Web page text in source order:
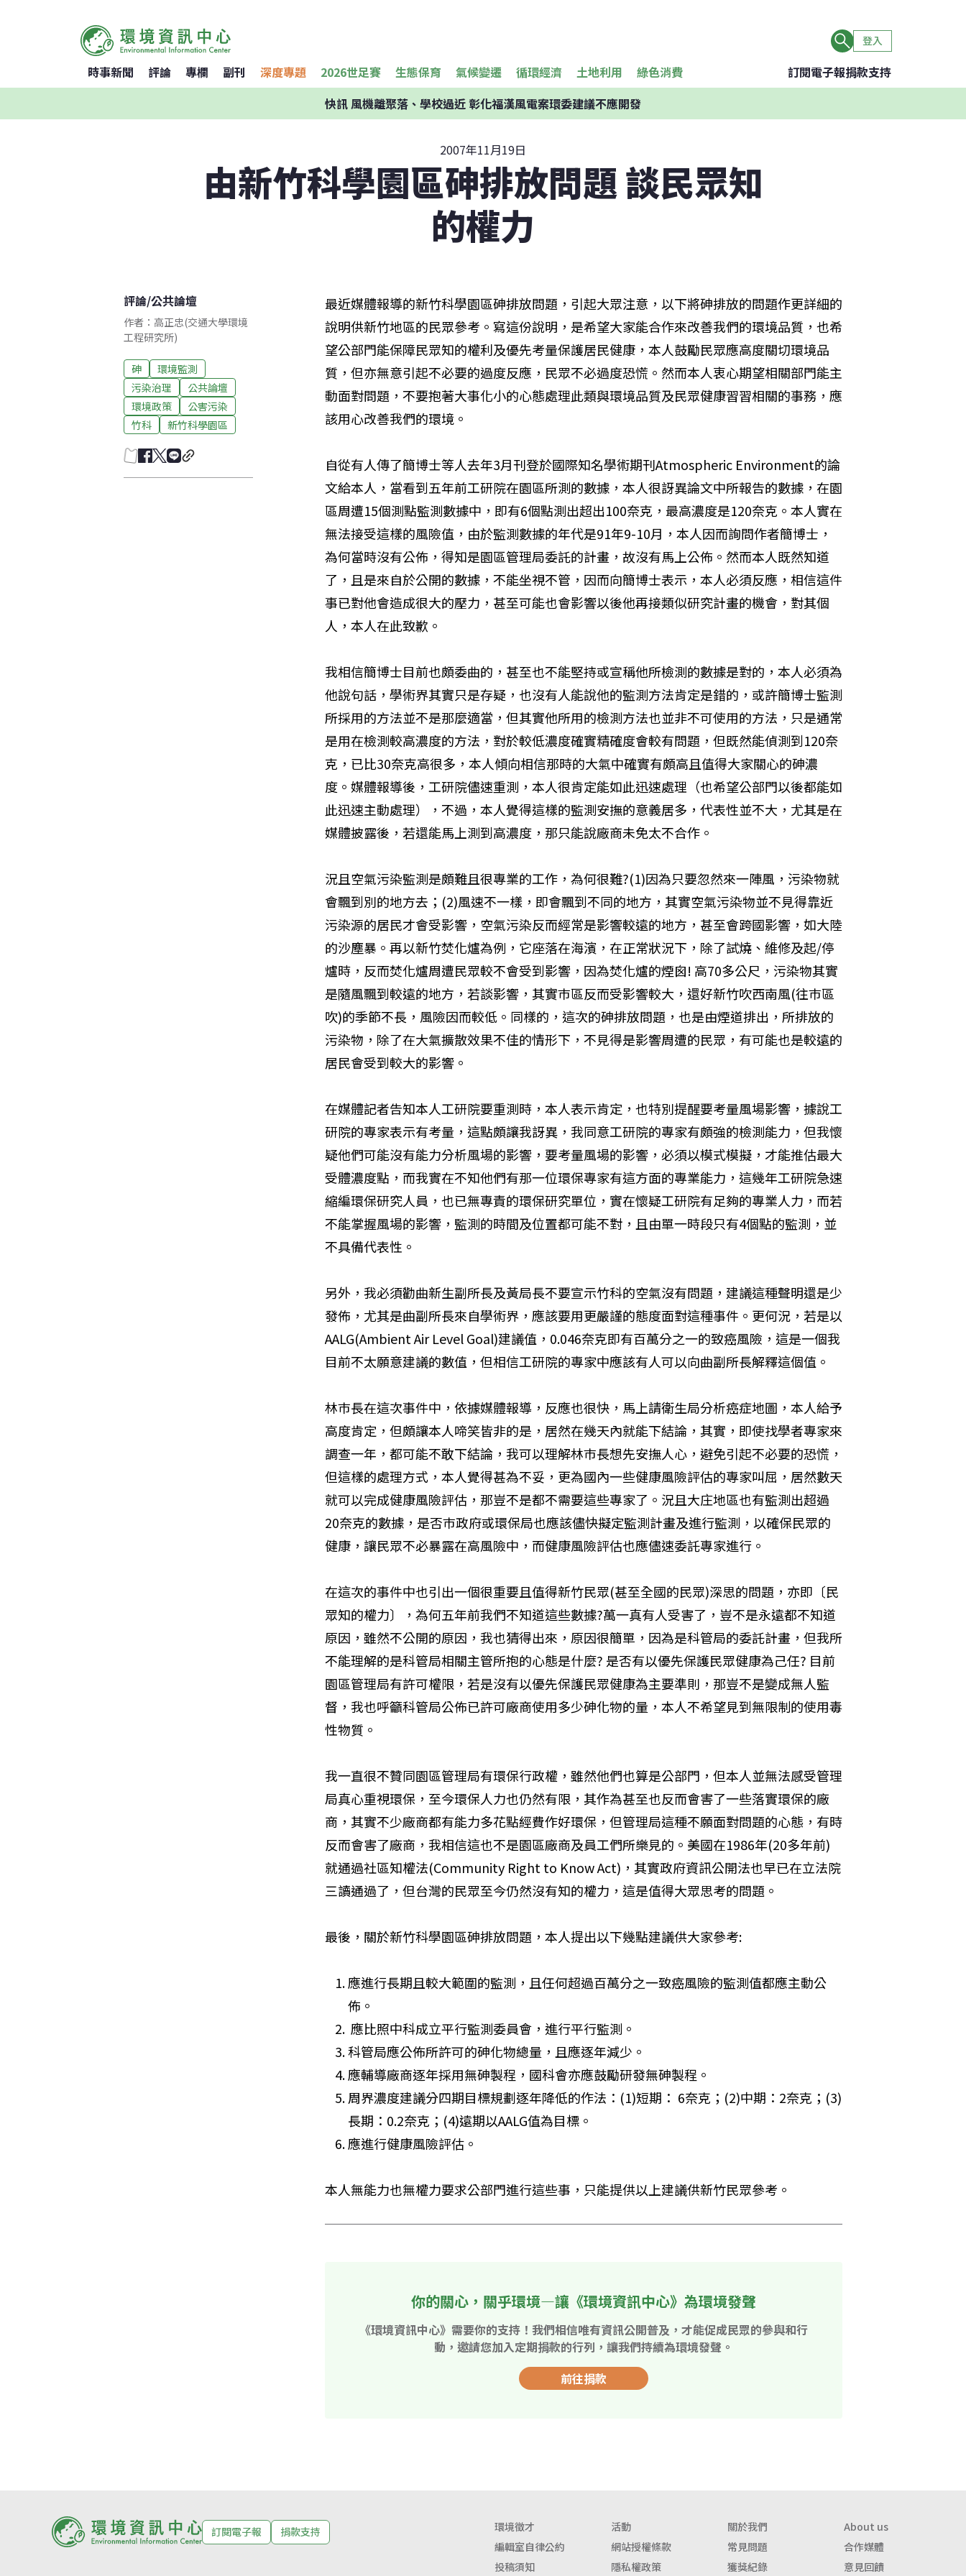
登入
時事新聞 評論 專欄 副刊 深度專題 2026世足賽 生態保育 氣候變遷 循環經濟 土地利用 綠色消費 訂閱電子報捐款支持
快訊風機離聚落、學校過近 彰化福漢風電案環委建議不應開發
2007年11月19日
由新竹科學園區砷排放問題 談民眾知
的權力
評論/公共論壇
作者：高正忠(交通大學環境
工程研究所)
砷
環境監測
污染治理
公共論壇
環境政策
公害污染
竹科
新竹科學園區
最近媒體報導的新竹科學園區砷排放問題，引起大眾注意，以下將砷排放的問題作更詳細的
說明供新竹地區的民眾參考。寫這份說明，是希望大家能合作來改善我們的環境品質，也希
望公部門能保障民眾知的權利及優先考量保護居民健康，本人鼓勵民眾應高度關切環境品
質，但亦無意引起不必要的過度反應，民眾不必過度恐慌。然而本人衷心期望相關部門能主
動面對問題，不要抱著大事化小的心態處理此類與環境品質及民眾健康習習相關的事務，應
該用心改善我們的環境。
自從有人傳了簡博士等人去年3月刊登於國際知名學術期刊Atmospheric Environment的論
文給本人，當看到五年前工研院在園區所測的數據，本人很訝異論文中所報告的數據，在園
區周遭15個測點監測數據中，即有6個點測出超出100奈克，最高濃度是120奈克。本人實在
無法接受這樣的風險值，由於監測數據的年代是91年9-10月，本人因而詢問作者簡博士，
為何當時沒有公佈，得知是園區管理局委託的計畫，故沒有馬上公佈。然而本人既然知道
了，且是來自於公開的數據，不能坐視不管，因而向簡博士表示，本人必須反應，相信這件
事已對他會造成很大的壓力，甚至可能也會影響以後他再接類似研究計畫的機會，對其個
人，本人在此致歉。
我相信簡博士目前也頗委曲的，甚至也不能堅持或宣稱他所檢測的數據是對的，本人必須為
他說句話，學術界其實只是存疑，也沒有人能說他的監測方法肯定是錯的，或許簡博士監測
所採用的方法並不是那麼適當，但其實他所用的檢測方法也並非不可使用的方法，只是通常
是用在檢測較高濃度的方法，對於較低濃度確實精確度會較有問題，但既然能偵測到120奈
克，已比30奈克高很多，本人傾向相信那時的大氣中確實有頗高且值得大家關心的砷濃
度。媒體報導後，工研院儘速重測，本人很肯定能如此迅速處理（也希望公部門以後都能如
此迅速主動處理），不過，本人覺得這樣的監測安撫的意義居多，代表性並不大，尤其是在
媒體披露後，若還能馬上測到高濃度，那只能說廠商未免太不合作。
況且空氣污染監測是頗難且很專業的工作，為何很難?(1)因為只要忽然來一陣風，污染物就
會飄到別的地方去；(2)風速不一樣，即會飄到不同的地方，其實空氣污染物並不見得靠近
污染源的居民才會受影響，空氣污染反而經常是影響較遠的地方，甚至會跨國影響，如大陸
的沙塵暴。再以新竹焚化爐為例，它座落在海濱，在正常狀況下，除了試燒、維修及起/停
爐時，反而焚化爐周遭民眾較不會受到影響，因為焚化爐的煙囪! 高70多公尺，污染物其實
是隨風飄到較遠的地方，若談影響，其實巿區反而受影響較大，還好新竹吹西南風(往巿區
吹)的季節不長，風險因而較低。同樣的，這次的砷排放問題，也是由煙道排出，所排放的
污染物，除了在大氣擴散效果不佳的情形下，不見得是影響周遭的民眾，有可能也是較遠的
居民會受到較大的影響。
在媒體記者告知本人工研院要重測時，本人表示肯定，也特別提醒要考量風場影響，據說工
研院的專家表示有考量，這點頗讓我訝異，我同意工研院的專家有頗強的檢測能力，但我懷
疑他們可能沒有能力分析風場的影響，要考量風場的影響，必須以模式模擬，才能推估最大
受體濃度點，而我實在不知他們有那一位環保專家有這方面的專業能力，這幾年工研院急速
縮編環保研究人員，也已無專責的環保研究單位，實在懷疑工研院有足夠的專業人力，而若
不能掌握風場的影響，監測的時間及位置都可能不對，且由單一時段只有4個點的監測，並
不具備代表性。
另外，我必須勸曲新生副所長及黃局長不要宣示竹科的空氣沒有問題，建議這種聲明還是少
發佈，尤其是曲副所長來自學術界，應該要用更嚴謹的態度面對這種事件。更何況，若是以
AALG(Ambient Air Level Goal)建議值，0.046奈克即有百萬分之一的致癌風險，這是一個我
目前不太願意建議的數值，但相信工研院的專家中應該有人可以向曲副所長解釋這個值。
林巿長在這次事件中，依據媒體報導，反應也很快，馬上請衛生局分析癌症地圖，本人給予
高度肯定，但頗讓本人啼笑皆非的是，居然在幾天內就能下結論，其實，即使找學者專家來
調查一年，都可能不敢下結論，我可以理解林巿長想先安撫人心，避免引起不必要的恐慌，
但這樣的處理方式，本人覺得甚為不妥，更為國內一些健康風險評估的專家叫屈，居然數天
就可以完成健康風險評估，那豈不是都不需要這些專家了。況且大庄地區也有監測出超過
20奈克的數據，是否巿政府或環保局也應該儘快擬定監測計畫及進行監測，以確保民眾的
健康，讓民眾不必暴露在高風險中，而健康風險評估也應儘速委託專家進行。
在這次的事件中也引出一個很重要且值得新竹民眾(甚至全國的民眾)深思的問題，亦即〔民
眾知的權力〕，為何五年前我們不知道這些數據?萬一真有人受害了，豈不是永遠都不知道
原因，雖然不公開的原因，我也猜得出來，原因很簡單，因為是科管局的委託計畫，但我所
不能理解的是科管局相關主管所抱的心態是什麼? 是否有以優先保護民眾健康為己任? 目前
園區管理局有許可權限，若是沒有以優先保護民眾健康為主要準則，那豈不是變成無人監
督，我也呼籲科管局公佈已許可廠商使用多少砷化物的量，本人不希望見到無限制的使用毒
性物質。
我一直很不贊同園區管理局有環保行政權，雖然他們也算是公部門，但本人並無法感受管理
局真心重視環保，至今環保人力也仍然有限，其作為甚至也反而會害了一些落實環保的廠
商，其實不少廠商都有能力多花點經費作好環保，但管理局這種不願面對問題的心態，有時
反而會害了廠商，我相信這也不是園區廠商及員工們所樂見的。美國在1986年(20多年前)
就通過社區知權法(Community Right to Know Act)，其實政府資訊公開法也早已在立法院
三讀通過了，但台灣的民眾至今仍然沒有知的權力，這是值得大眾思考的問題。
最後，關於新竹科學園區砷排放問題，本人提出以下幾點建議供大家參考:
應進行長期且較大範圍的監測，且任何超過百萬分之一致癌風險的監測值都應主動公
佈。
應比照中科成立平行監測委員會，進行平行監測。
科管局應公佈所許可的砷化物總量，且應逐年減少。
應輔導廠商逐年採用無砷製程，國科會亦應鼓勵研發無砷製程。
周界濃度建議分四期目標規劃逐年降低的作法：(1)短期： 6奈克；(2)中期：2奈克；(3)
長期：0.2奈克；(4)遠期以AALG值為目標。
應進行健康風險評估。
本人無能力也無權力要求公部門進行這些事，只能提供以上建議供新竹民眾參考。
你的關心，關乎環境—讓《環境資訊中心》為環境發聲
《環境資訊中心》需要你的支持！我們相信唯有資訊公開普及，才能促成民眾的參與和行
動，邀請您加入定期捐款的行列，讓我們持續為環境發聲。
前往捐款
訂閱電子報 捐款支持 環境徵才 活動 關於我們
About us
編輯室自律公約
網站授權條款 常見問題
合作媒體
投稿須知
隱私權政策 獲獎紀錄 意見回饋